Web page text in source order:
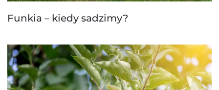
Funkia – kiedy sadzimy?